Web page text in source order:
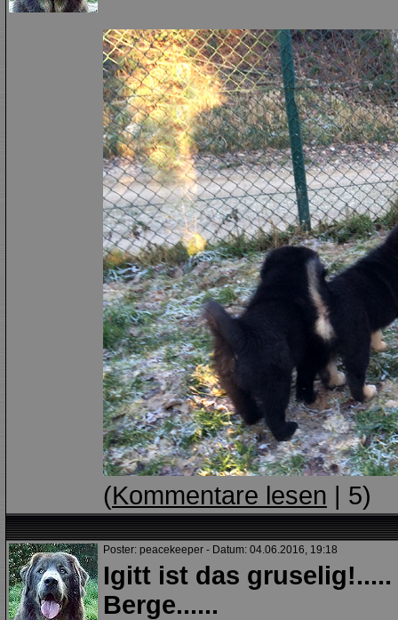
(Kommentare lesen | 5)
Poster: peacekeeper - Datum: 04.06.2016, 19:18
Igitt ist das gruselig!.....
Berge......